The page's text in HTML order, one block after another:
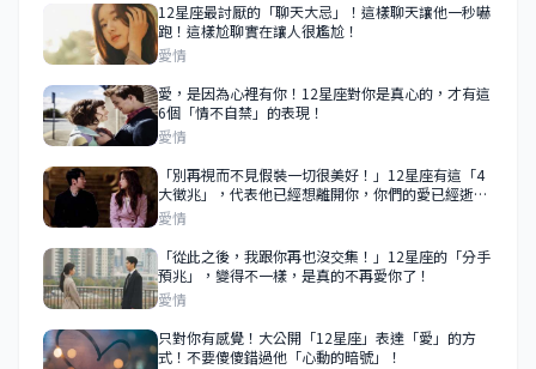
12星座最討厭的「聊天大忌」！這樣聊天讓他一秒嚇
跑！這樣尬聊實在讓人很尷尬！
愛情
愛，是因為心裡有你！12星座對你是真心的，才有這
6個「情不自禁」的表現！
愛情
「別再視而不見假裝一切很美好！」12星座有這「4
大徵兆」，代表他已經想離開你，你們的愛已經逝去
了！
愛情
「從此之後，我跟你再也沒交集！」12星座的「分手
預兆」，變得不一樣，是真的不再愛你了！
愛情
只對你有感覺！大公開「12星座」表達「愛」的方
式！不要傻傻錯過他「心動的暗號」！